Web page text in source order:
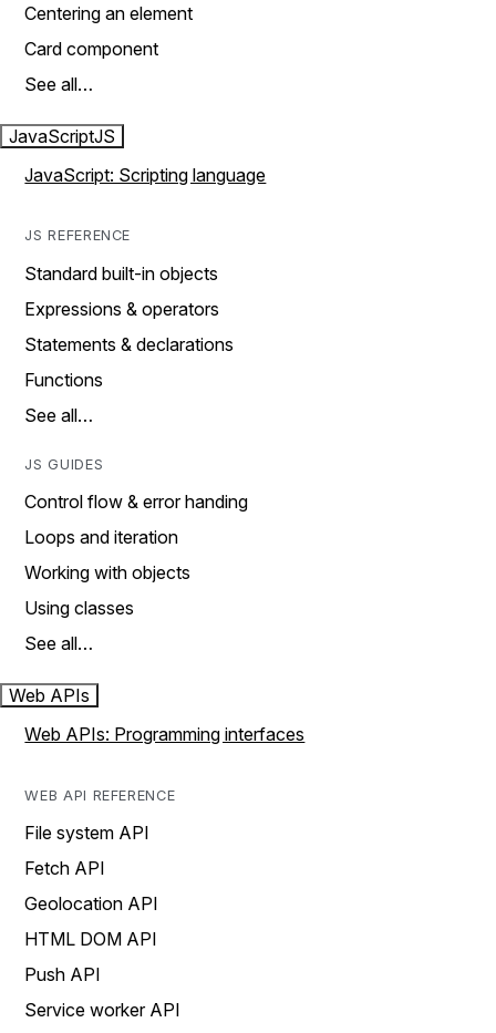
Centering an element
Card component
See all…
JavaScriptJS
JavaScript: Scripting language
JS REFERENCE
Standard built-in objects
Expressions & operators
Statements & declarations
Functions
See all…
JS GUIDES
Control flow & error handing
Loops and iteration
Working with objects
Using classes
See all…
Web APIs
Web APIs: Programming interfaces
WEB API REFERENCE
File system API
Fetch API
Geolocation API
HTML DOM API
Push API
Service worker API